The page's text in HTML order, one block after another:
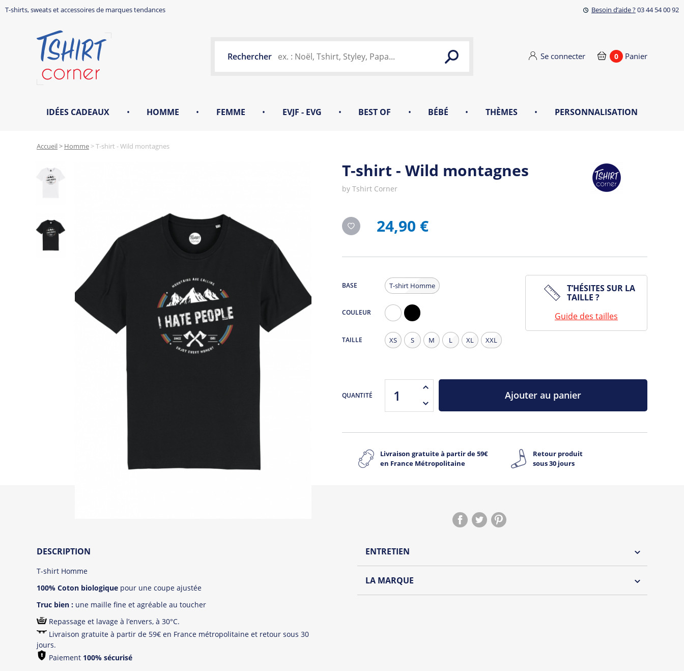
T-shirts, sweats et accessoires de marques tendances Besoin d’aide ?03 44 54 00 92
Rechercher Se connecter 0 Panier
IDÉES CADEAUX • HOMME • FEMME • EVJF - EVG • BEST OF • BÉBÉ • THÈMES • PERSONNALISATION
Accueil> Homme >T-shirt - Wild montagnes
T-shirt - Wild montagnes
by Tshirt Corner
24,90 €
BASE T-shirt Homme
COULEUR
TAILLE XS S M L XL XXL
T’HÉSITES SUR LA
TAILLE ?
Guide des tailles
QUANTITÉ Ajouter au panier
Livraison gratuite à partir de 59€
en France Métropolitaine
Retour produit
sous 30 jours
DESCRIPTION
T-shirt Homme
100% Coton biologique pour une coupe ajustée
Truc bien : une maille fine et agréable au toucher
Repassage et lavage à l’envers, à 30°C.
Livraison gratuite à partir de 59€ en France métropolitaine et retour sous 30
jours.
Paiement 100% sécurisé
ENTRETIEN
LA MARQUE